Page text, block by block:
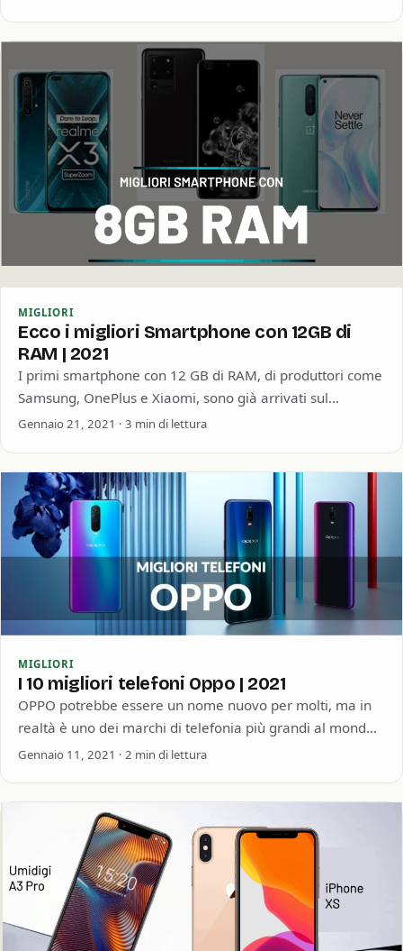
MIGLIORI
Ecco i migliori Smartphone con 12GB di
RAM | 2021
I primi smartphone con 12 GB di RAM, di produttori come
Samsung, OnePlus e Xiaomi, sono già arrivati sul
mercato. In questo…
Gennaio 21, 2021 · 3 min di lettura
MIGLIORI
I 10 migliori telefoni Oppo | 2021
OPPO potrebbe essere un nome nuovo per molti, ma in
realtà è uno dei marchi di telefonia più grandi al mondo
e…
Gennaio 11, 2021 · 2 min di lettura